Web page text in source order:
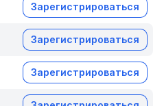
Зарегистрироваться
Зарегистрироваться
Зарегистрироваться